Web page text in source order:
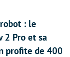
: le
2 Pro et sa
profite de 400